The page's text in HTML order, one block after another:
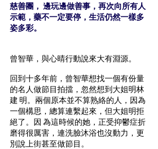
慈善團， 邊玩邊做善事，再次向所有人
示範，藥不一定要停，生活仍然一樣多
姿多彩。
曾智華，與心晴行動說來大有淵源。
回到十多年前，曾智華想找一個有份量
的名人做節目拍擋，忽然想到大姐明林
建 明。兩個原本並不算熟絡的人，因為
一個構思，總算連繫起來，但大姐明拒
絕了。因 為這時候的她，正受抑鬱症折
磨得很厲害，連洗臉沐浴也沒動力，更
別說上街甚至做節目。